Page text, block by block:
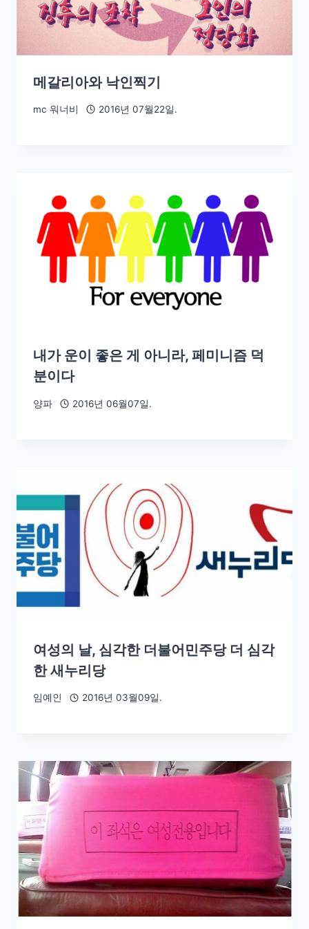
메갈리아와 낙인찍기
mc 워너비 2016년 07월22일.
내가 운이 좋은 게 아니라, 페미니즘 덕
분이다
양파 2016년 06월07일.
여성의 날, 심각한 더불어민주당 더 심각
한 새누리당
임예인 2016년 03월09일.